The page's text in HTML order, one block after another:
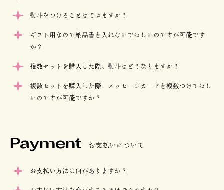
熨斗をつけることはできますか？
ギフト用なので納品書を入れないでほしいのですが可能です
か？
複数セットを購入した際、熨斗はどうなりますか？
複数セットを購入した際、メッセージカードを複数つけてほし
いのですが可能ですか？
Payment お支払いについて
お支払い方法は何がありますか？